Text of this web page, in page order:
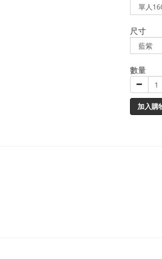
尺寸
數量
加入購